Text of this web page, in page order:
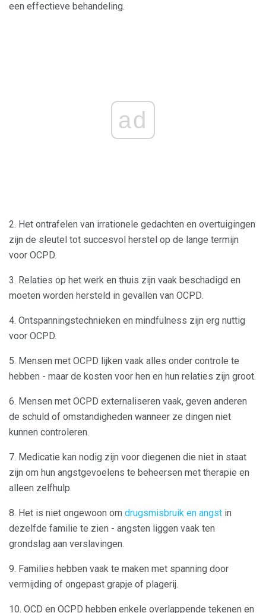
een effectieve behandeling.
ad
2. Het ontrafelen van irrationele gedachten en overtuigingen
zijn de sleutel tot succesvol herstel op de lange termijn
voor OCPD.
3. Relaties op het werk en thuis zijn vaak beschadigd en
moeten worden hersteld in gevallen van OCPD.
4. Ontspanningstechnieken en mindfulness zijn erg nuttig
voor OCPD.
5. Mensen met OCPD lijken vaak alles onder controle te
hebben - maar de kosten voor hen en hun relaties zijn groot.
6. Mensen met OCPD externaliseren vaak, geven anderen
de schuld of omstandigheden wanneer ze dingen niet
kunnen controleren.
7. Medicatie kan nodig zijn voor diegenen die niet in staat
zijn om hun angstgevoelens te beheersen met therapie en
alleen zelfhulp.
8. Het is niet ongewoon om drugsmisbruik en angst in
dezelfde familie te zien - angsten liggen vaak ten
grondslag aan verslavingen.
9. Families hebben vaak te maken met spanning door
vermijding of ongepast grapje of plagerij.
10. OCD en OCPD hebben enkele overlappende tekenen en